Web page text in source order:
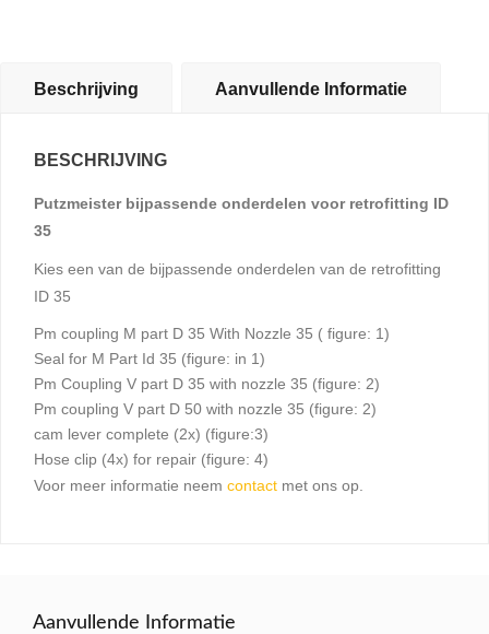
Beschrijving Aanvullende Informatie
BESCHRIJVING
Putzmeister bijpassende onderdelen voor retrofitting ID
35
Kies een van de bijpassende onderdelen van de retrofitting
ID 35
Pm coupling M part D 35 With Nozzle 35 ( figure: 1)
Seal for M Part Id 35 (figure: in 1)
Pm Coupling V part D 35 with nozzle 35 (figure: 2)
Pm coupling V part D 50 with nozzle 35 (figure: 2)
cam lever complete (2x) (figure:3)
Hose clip (4x) for repair (figure: 4)
Voor meer informatie neem contact met ons op.
Aanvullende Informatie